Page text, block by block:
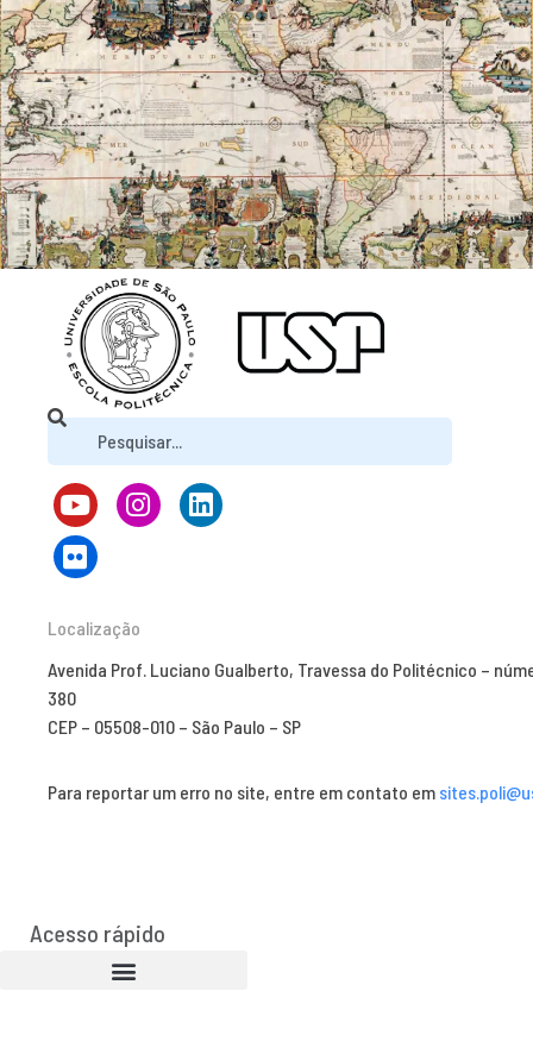
Localização
Avenida Prof. Luciano Gualberto, Travessa do Politécnico –
380
CEP – 05508-010 – São Paulo – SP
Para reportar um erro no site, entre em contato em
Acesso rápido